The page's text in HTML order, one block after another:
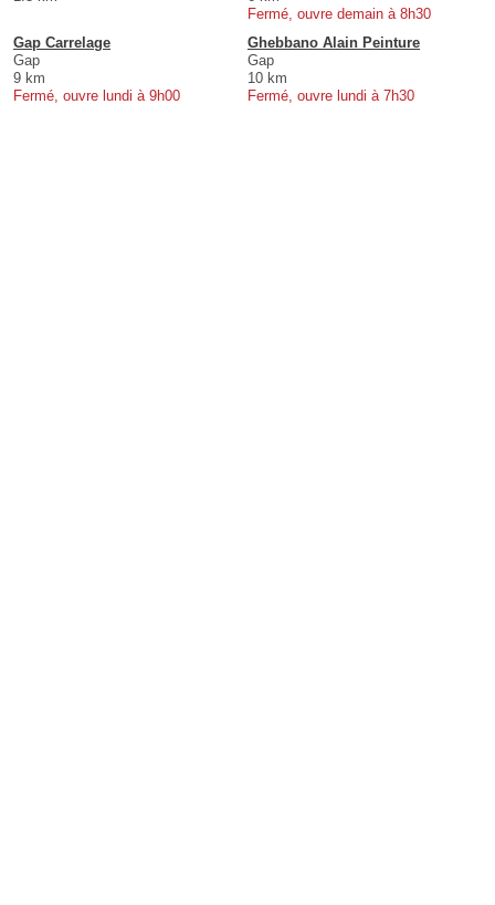
Fermé, ouvre demain à 8h30
Gap Carrelage
Gap
9 km
Fermé, ouvre lundi à 9h00
Ghebbano Alain Peinture
Gap
10 km
Fermé, ouvre lundi à 7h30